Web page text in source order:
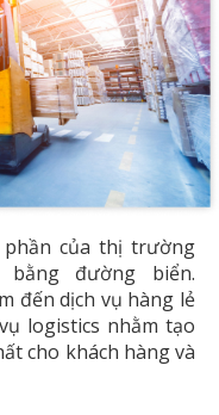
của thị trường
đường biển.
đến dịch vụ hàng lẻ
logistics nhằm tạo
cho khách hàng và